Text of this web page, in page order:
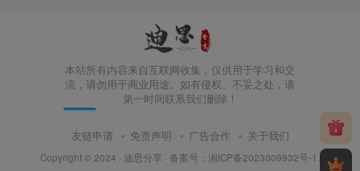
本站所有内容来自互联网收集，仅供用于学习和交
流，请勿用于商业用途。如有侵权、不妥之处，请
第一时间联系我们删除！
友链申请 免责声明 广告合作 关于我们
Copyright © 2024 · 迪思分享 · 备案号： 湘ICP备2023009932号-1